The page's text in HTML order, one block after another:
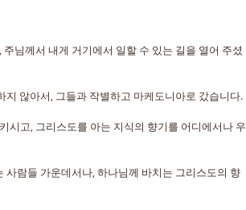
님께서 내게 거기에서 일할 수 있는 길을 열어 주셨
않아서, 그들과 작별하고 마케도니아로 갔습니다.
시고, 그리스도를 아는 지식의 향기를 어디에서나 우
람들 가운데서나, 하나님께 바치는 그리스도의 향